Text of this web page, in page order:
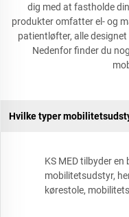
dig med at fastholde
produkter omfatter el- og
patientløfter, alle
Nedenfor finder du
Hvilke typer
KS MED tilbyder en
mobilitetsudstyr,
kørestole,